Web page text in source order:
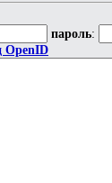
пароль:
OpenID